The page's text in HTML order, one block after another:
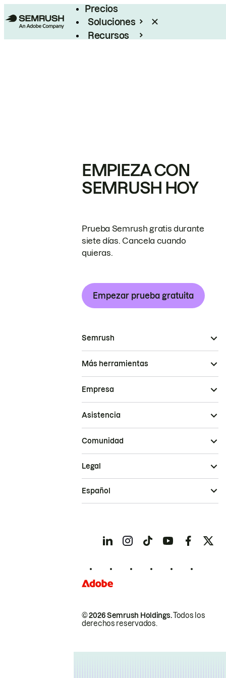
Precios
Soluciones
Recursos
EMPIEZA CON
SEMRUSH HOY
Prueba Semrush gratis durante
siete días. Cancela cuando
quieras.
Empezar prueba gratuita
Semrush
Más herramientas
Empresa
Asistencia
Comunidad
© 2026 Semrush Holdings.Todos los
derechos reservados.
Legal
Español